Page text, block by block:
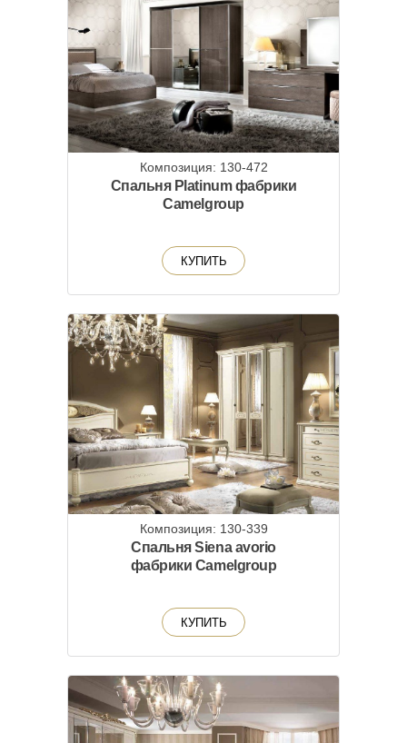
Композиция: 130-472
Спальня Platinum фабрики
Camelgroup
КУПИТЬ
Композиция: 130-339
Спальня Siena avorio
фабрики Camelgroup
КУПИТЬ